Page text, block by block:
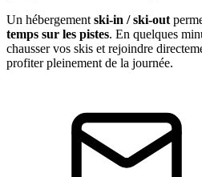
Un hébergement ski-in / ski-out
temps sur les pistes. En quelques
chausser vos skis et rejoindre
profiter pleinement de la journée.